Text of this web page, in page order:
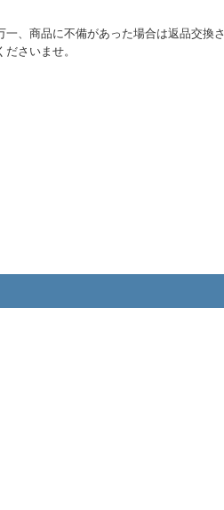
、商品に不備があった場合は返品交換さ
ださいませ。